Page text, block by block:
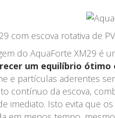
com escova rotativa de
do AquaForte XM29 é
um equilíbrio
e partículas aderentes
contínuo da escova,
imediato. Isto evita que